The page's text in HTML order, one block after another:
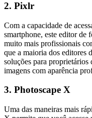
2. Pixlr
Com a capacidade de
smartphone, este editor de
muito mais profissionais
que a maioria dos editores
soluções para
imagens com aparência
3. Photoscape X
Uma das maneiras mais